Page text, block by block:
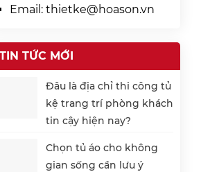
Email: thietke@hoason.vn
TIN TỨC MỚI
Đâu là địa chỉ thi công tủ
kệ trang trí phòng khách
tin cậy hiện nay?
Chọn tủ áo cho không
gian sống cần lưu ý